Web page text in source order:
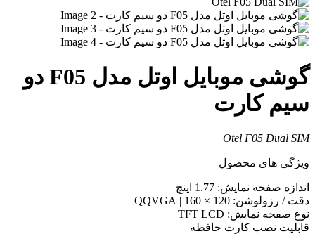
گوشی موبایل اوتل مدل F05 دو
سیم کارت
Otel F05 Dual SIM
ویژگی های محصول
اندازه صفحه نمایش: 1.77 اینچ
دقت / رزولوشن: 120 × 160 | QQVGA
نوع صفحه نمایش: TFT LCD
قابلیت نصب کارت حافظه